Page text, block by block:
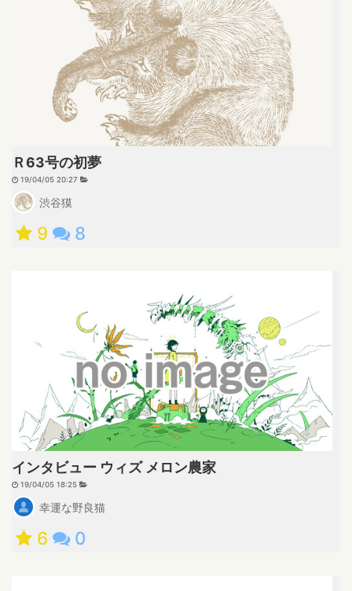
Ｒ63号の初夢
19/04/05 20:27
渋谷獏
9 8
インタビュー ウィズ メロン農家
19/04/05 18:25
幸運な野良猫
6 0